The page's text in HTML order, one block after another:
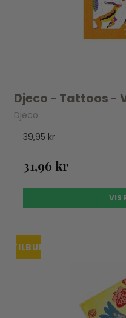
Djeco - Tattoos -
Djeco
39,95 kr
31,96 kr
VIS
TILBUD